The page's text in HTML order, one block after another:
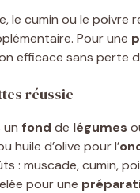
le cumin ou le poivre
Pour une
efficace sans perte
réussie
un fond de légumes
huile d’olive pour l’
: muscade, cumin,
pour une